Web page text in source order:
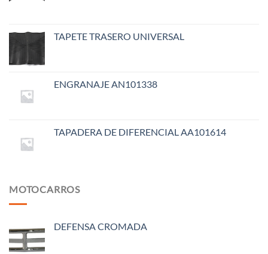
TAPETE TRASERO UNIVERSAL
ENGRANAJE AN101338
TAPADERA DE DIFERENCIAL AA101614
MOTOCARROS
DEFENSA CROMADA